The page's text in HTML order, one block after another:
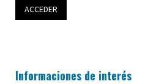
Informaciones de interés